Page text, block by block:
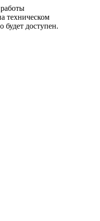
техническом
будет доступен.